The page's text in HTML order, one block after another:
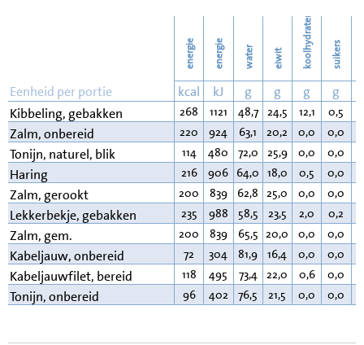
98
energie energie water eiwit koolhydraten suikers
Eenheid per portie kcal kJ g g g g
Kibbeling, gebakken
268 1121 48,7 24,5 12,1 0,5
Zalm, onbereid 220 924 63,1 20,2 0,0 0,0
Tonijn, naturel, blik 114 480 72,0 25,9 0,0 0,0
Haring 216 906 64,0 18,0 0,5 0,0
Zalm, gerookt 200 839 62,8 25,0 0,0 0,0
Lekkerbekje, gebakken 235 988 58,5 23,5 2,0 0,2
Zalm, gem. 200 839 65,5 20,0 0,0 0,0
Kabeljauw, onbereid 72 304 81,9 16,4 0,0 0,0
Kabeljauwfilet, bereid 118 495 73,4 22,0 0,6 0,0
Tonijn, onbereid 96 402 76,5 21,5 0,0 0,0